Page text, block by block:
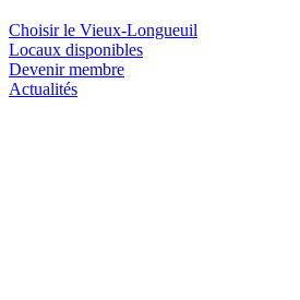
Choisir le Vieux-Longueuil
Locaux disponibles
Devenir membre
Actualités